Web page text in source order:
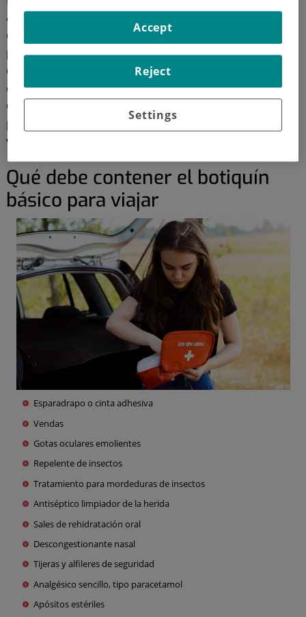
auxilios? ¿cómo debemos guardarlo? ¿qué medidas se
deben tomar en caso de un tratamiento médico
prescrito? Para resolver todas estas dudas, hemos
contactado con la doctora Ángeles Castejón Gómez,
coordinadora del servicio deUrgenciasdel Hospital
Quirónsalud Murcia
pautas para elaborar un botiquín básico con el que
viajar en vacaciones
Qué debe contener el botiquín
básico para viajar
Esparadrapo o cinta adhesiva
Vendas
Gotas oculares emolientes
Repelente de insectos
Tratamiento para mordeduras de insectos
Antiséptico limpiador de la herida
Sales de rehidratación oral
Descongestionante nasal
Tijeras y alfileres de seguridad
Analgésico sencillo, tipo paracetamol
Apósitos estériles
Settings
Reject
Accept